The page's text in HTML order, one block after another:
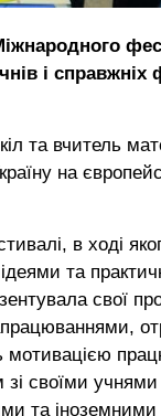
і справжніх
та вчитель
на
в ході
та
свої
зі своїми
та